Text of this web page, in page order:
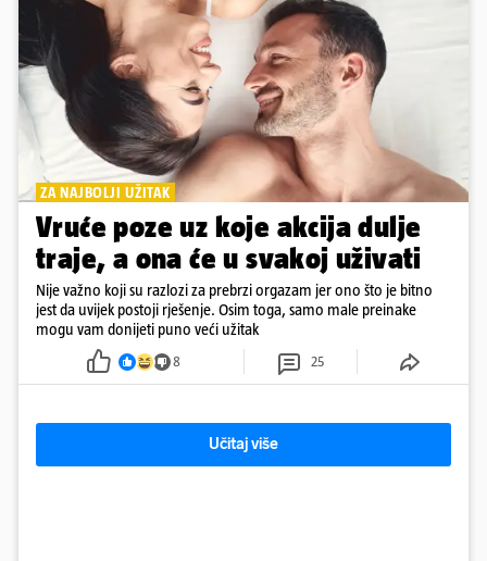
ZA NAJBOLJI UŽITAK
Vruće poze uz koje akcija dulje
traje, a ona će u svakoj uživati
Nije važno koji su razlozi za prebrzi orgazam jer ono što je bitno
jest da uvijek postoji rješenje. Osim toga, samo male preinake
mogu vam donijeti puno veći užitak
8 25
Učitaj više